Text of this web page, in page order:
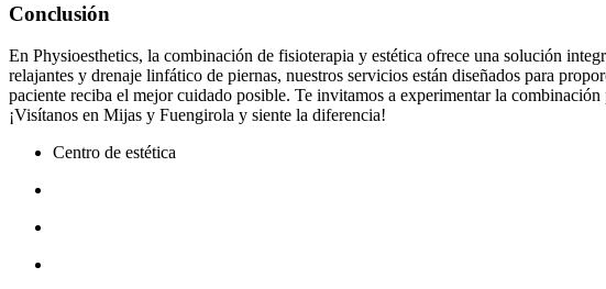
Conclusión
En Physioesthetics, la combinación de fisioterapia y estética ofrece una solución
relajantes y drenaje linfático de piernas, nuestros servicios están diseñados para
paciente reciba el mejor cuidado posible. Te invitamos a experimentar la
¡Visítanos en Mijas y Fuengirola y siente la diferencia!
Centro de estética